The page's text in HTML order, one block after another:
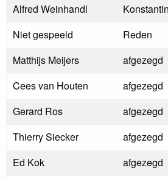
Alfred Weinhandl
Niet gespeeld
Reden
Matthijs Meijers
afgezegd
Cees van Houten
afgezegd
Gerard Ros
afgezegd
Thierry Siecker
afgezegd
Ed Kok
afgezegd